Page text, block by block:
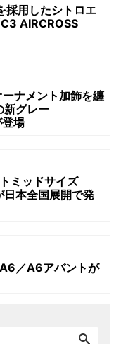
採用したシトロエ
AIRCROSS
ナメント加飾を纏
グレー
場
ミッドサイズ
本全国展開で発
／A6アバントが